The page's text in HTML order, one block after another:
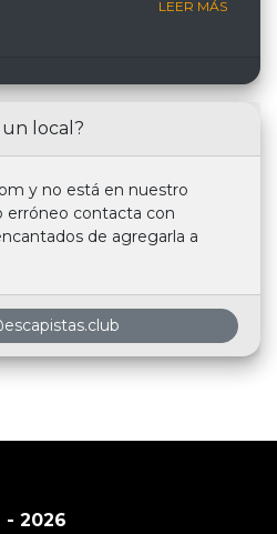
LEER MÁS
local?
y no está en nuestro
erróneo contacta con
de agregarla a
- 2026